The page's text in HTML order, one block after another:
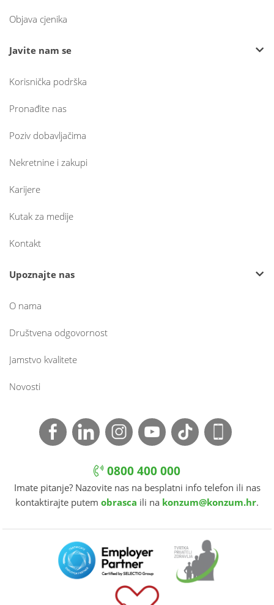
Objava cjenika
Javite nam se
Korisnička podrška
Pronađite nas
Poziv dobavljačima
Nekretnine i zakupi
Karijere
Kutak za medije
Kontakt
Upoznajte nas
O nama
Društvena odgovornost
Jamstvo kvalitete
Novosti
0800 400 000
Imate pitanje? Nazovite nas na besplatni info telefon ili nas
kontaktirajte putem obrasca ili na konzum@konzum.hr.